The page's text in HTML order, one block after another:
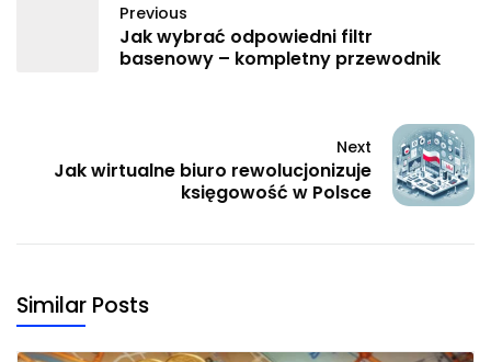
Previous
Jak wybrać odpowiedni filtr
basenowy – kompletny przewodnik
Next
Jak wirtualne biuro rewolucjonizuje
księgowość w Polsce
Similar Posts